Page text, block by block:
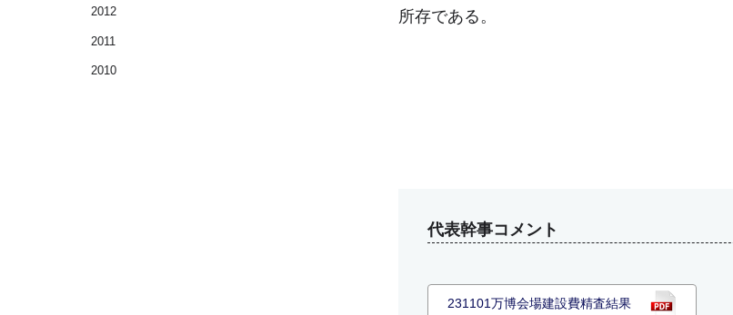
所存である。
代表幹事コメント
231101万博会場建設費精査結果
2012
2011
2010